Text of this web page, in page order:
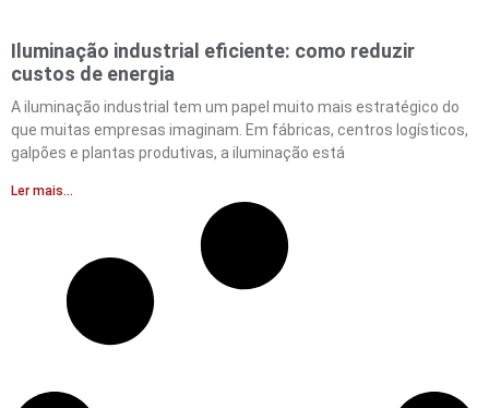
Iluminação industrial eficiente: como reduzir
custos de energia
A iluminação industrial tem um papel muito mais estratégico do
que muitas empresas imaginam. Em fábricas, centros logísticos,
galpões e plantas produtivas, a iluminação está
Ler mais...